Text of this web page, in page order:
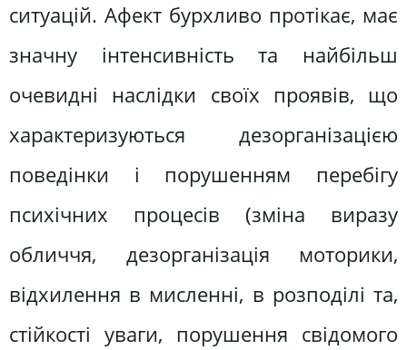
ситуацій. Афект бурхливо протікає, має
значну інтенсивність та найбільш
очевидні наслідки своїх проявів, що
характеризуються дезорганізацією
поведінки і порушенням перебігу
психічних процесів (зміна виразу
обличчя, дезорганізація моторики,
відхилення в мисленні, в розподілі та,
стійкості уваги, порушення свідомого